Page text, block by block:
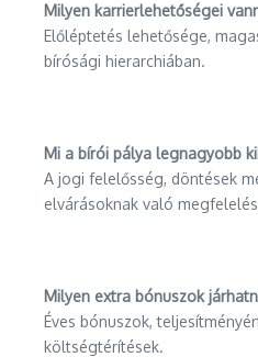
Milyen karrierlehetőségei
Előléptetés lehetősége,
bírósági hierarchiában.
Mi a bírói pálya legnagyobb
A jogi felelősség, döntések
elvárásoknak való
Milyen extra bónuszok
Éves bónuszok,
költségtérítések.